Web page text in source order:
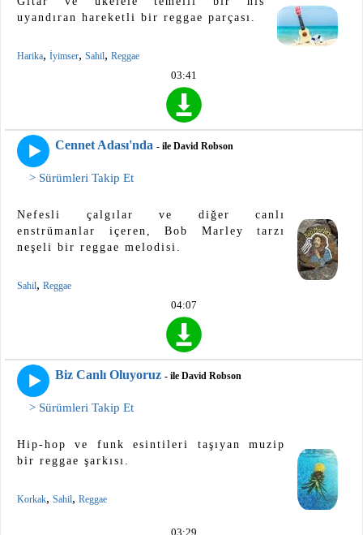
uyandıran hareketli bir reggae parçası.
Harika, İyimser, Sahil, Reggae
03:41
Cennet Adası'nda - ile David Robson
> Sürümleri Takip Et
Nefesli çalgılar ve diğer canlı
enstrümanlar içeren, Bob Marley tarzı
neşeli bir reggae melodisi.
Sahil, Reggae
04:07
Biz Canlı Oluyoruz - ile David Robson
> Sürümleri Takip Et
Hip-hop ve funk esintileri taşıyan muzip
bir reggae şarkısı.
Korkak, Sahil, Reggae